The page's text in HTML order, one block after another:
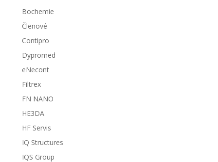
Bochemie
Členové
Contipro
Dypromed
eNecont
Filtrex
FN NANO
HE3DA
HF Servis
IQ Structures
IQS Group